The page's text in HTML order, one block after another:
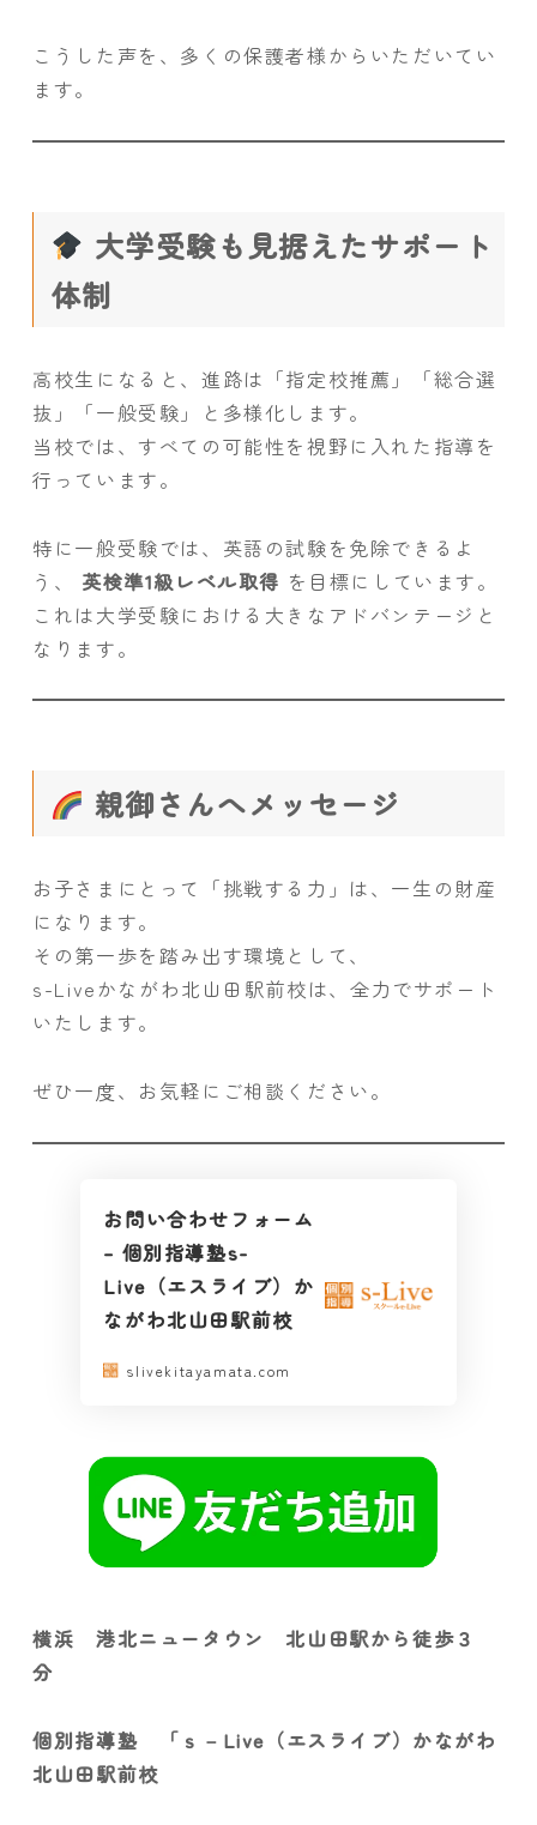
こうした声を、多くの保護者様からいただいてい
ます。
大学受験も見据えたサポート
体制
高校生になると、進路は「指定校推薦」「総合選
抜」「一般受験」と多様化します。
当校では、すべての可能性を視野に入れた指導を
行っています。
特に一般受験では、英語の試験を免除できるよ
う、 英検準1級レベル取得 を目標にしています。
これは大学受験における大きなアドバンテージと
なります。
親御さんへメッセージ
お子さまにとって「挑戦する力」は、一生の財産
になります。
その第一歩を踏み出す環境として、
s-Liveかながわ北山田駅前校は、全力でサポート
いたします。
ぜひ一度、お気軽にご相談ください。
お問い合わせフォーム
– 個別指導塾s-
Live（エスライブ）か
ながわ北山田駅前校
slivekitayamata.com
横浜 港北ニュータウン 北山田駅から徒歩３
分
個別指導塾 「ｓ－Live（エスライブ）かながわ
北山田駅前校